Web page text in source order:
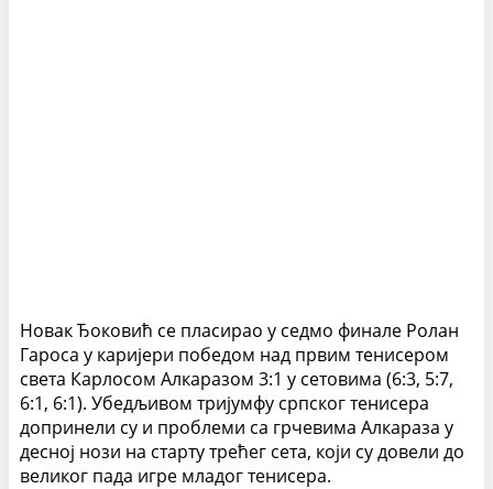
Новак Ђоковић се пласирао у седмо финале Ролан
Гароса у каријери победом над првим тенисером
света Карлосом Алкаразом 3:1 у сетовима (6:3, 5:7,
6:1, 6:1). Убедљивом тријумфу српског тенисера
допринели су и проблеми са грчевима Алкараза у
десној нози на старту трећег сета, који су довели до
великог пада игре младог тенисера.